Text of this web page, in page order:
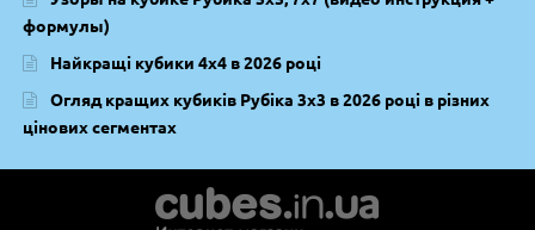
формулы)
Найкращі кубики 4х4 в 2026 році
Огляд кращих кубиків Рубіка 3х3 в 2026 році в різних
цінових сегментах